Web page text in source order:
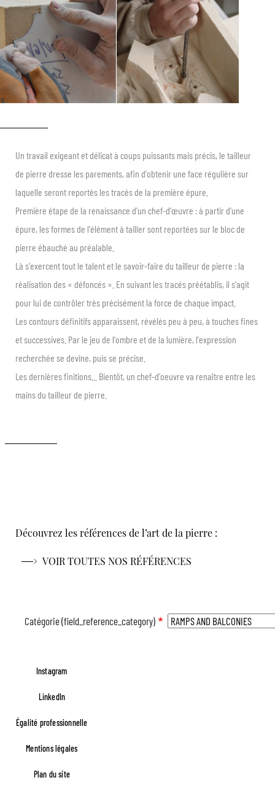
Un travail exigeant et délicat à coups puissants mais précis, le tailleur
de pierre dresse les parements, afin d'obtenir une face régulière sur
laquelle seront reportés les tracés de la première épure.
Première étape de la renaissance d'un chef-d'œuvre : à partir d'une
épure, les formes de l'élément à tailler sont reportées sur le bloc de
pierre ébauché au préalable.
Là s'exercent tout le talent et le savoir-faire du tailleur de pierre : la
réalisation des « défoncés ». En suivant les tracés préétablis, il s'agit
pour lui de contrôler très précisément la force de chaque impact.
Les contours définitifs apparaissent, révélés peu à peu, à touches fines
et successives. Par le jeu de l'ombre et de la lumière, l'expression
recherchée se devine, puis se précise.
Les dernières finitions... Bientôt, un chef-d'oeuvre va renaître entre les
mains du tailleur de pierre.
Découvrez les références de l’art de la pierre :
VOIR TOUTES NOS RÉFÉRENCES
Catégorie (field_reference_category)
Footer FR Lefèvre
Instagram
LinkedIn
Égalité professionnelle
Mentions légales
Plan du site